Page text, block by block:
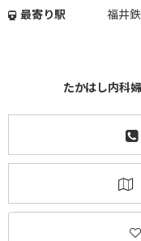
最寄り駅
福井
たかはし内科